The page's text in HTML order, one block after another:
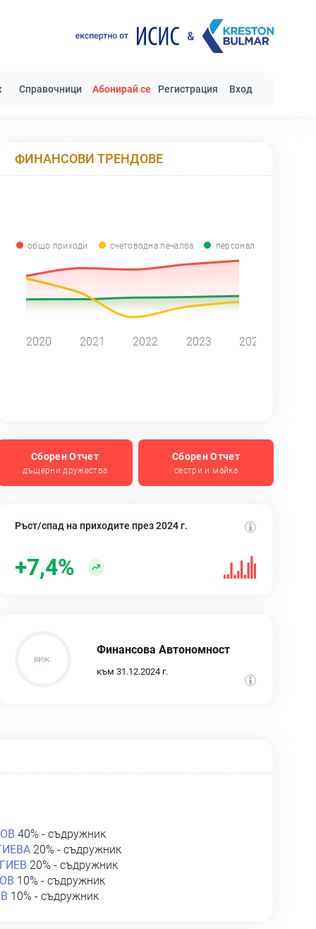
Справочници Абонирай се Регистрация Вход
ФИНАНСОВИ ТРЕНДОВЕ
общо приходи счетоводна печалба персонал
2020 2021 2022 2023 2024
Сборен Отчет
дъщерни дружества
Сборен Отчет
сестри и майка
Ръст/спад на приходите през 2024 г.
+7,4%
Финансова Автономност
към 31.12.2024 г.
40% - съдружник
20% - съдружник
20% - съдружник
10% - съдружник
10% - съдружник